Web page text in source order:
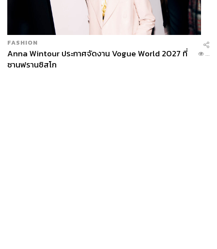
FASHION
Anna Wintour ประกาศจัดงาน Vogue World 2027 ที่
ซานฟรานซิสโก
...